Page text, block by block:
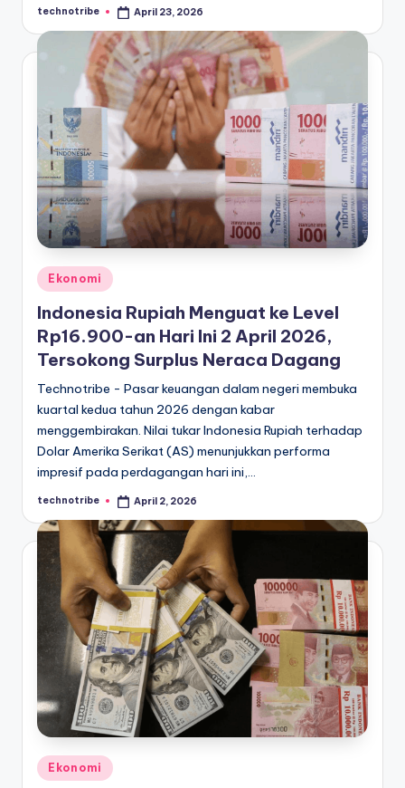
Posted
technotribe April 23, 2026
Posted
in
Ekonomi
Indonesia Rupiah Menguat ke Level
Rp16.900-an Hari Ini 2 April 2026,
Tersokong Surplus Neraca Dagang
Technotribe - Pasar keuangan dalam negeri membuka
kuartal kedua tahun 2026 dengan kabar
menggembirakan. Nilai tukar Indonesia Rupiah terhadap
Dolar Amerika Serikat (AS) menunjukkan performa
impresif pada perdagangan hari ini,…
Posted
technotribe April 2, 2026
Posted
in
Ekonomi